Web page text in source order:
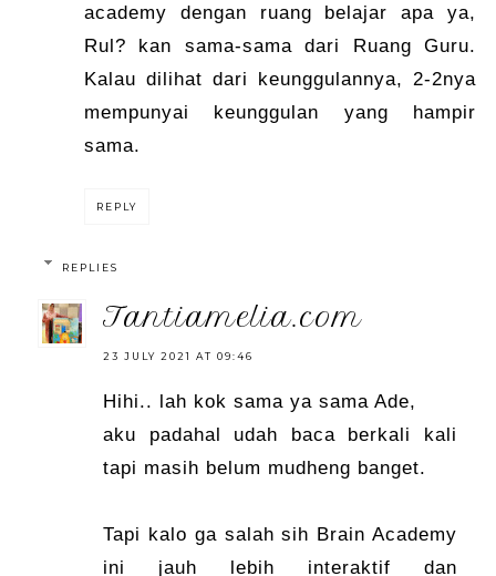
academy dengan ruang belajar apa ya,
Rul? kan sama-sama dari Ruang Guru.
Kalau dilihat dari keunggulannya, 2-2nya
mempunyai keunggulan yang hampir
sama.
REPLY
REPLIES
tantiamelia.com
23 JULY 2021 AT 09:46
Hihi.. lah kok sama ya sama Ade,
aku padahal udah baca berkali kali
tapi masih belum mudheng banget.
Tapi kalo ga salah sih Brain Academy
ini jauh lebih interaktif dan